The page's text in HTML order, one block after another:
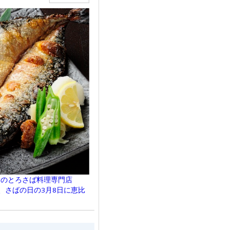
とろさば料理専門店
さばの日の3月8日に恵比